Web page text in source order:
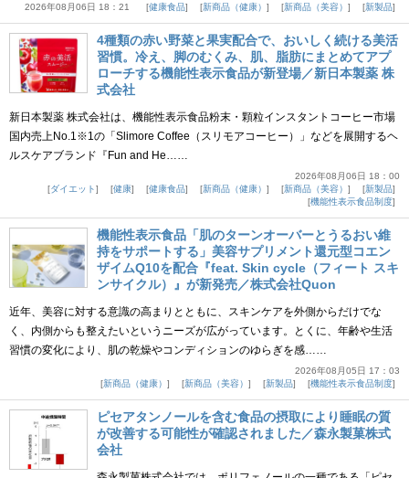
2026年08月06日 18：21 健康食品 新商品（健康） 新商品（美容） 新製品
4種類の赤い野菜と果実配合で、おいしく続ける美活
習慣。冷え、脚のむくみ、肌、脂肪にまとめてアプ
ローチする機能性表示食品が新登場／新日本製薬 株
式会社
新日本製薬 株式会社は、機能性表示食品粉末・顆粒インスタントコーヒー市場
国内売上No.1※1の「Slimore Coffee（スリモアコーヒー）」などを展開するヘ
ルスケアブランド『Fun and He……
2026年08月06日 18：00
ダイエット
健康 健康食品 新商品（健康） 新商品（美容）
新製品
機能性表示食品制度
機能性表示食品「肌のターンオーバーとうるおい維
持をサポートする」美容サプリメント還元型コエン
ザイムQ10を配合『feat. Skin cycle（フィート スキ
ンサイクル）』が新発売／株式会社Quon
近年、美容に対する意識の高まりとともに、スキンケアを外側からだけでな
く、内側からも整えたいというニーズが広がっています。とくに、年齢や生活
習慣の変化により、肌の乾燥やコンディションのゆらぎを感……
2026年08月05日 17：03
新商品（健康）
新商品（美容） 新製品 機能性表示食品制度
ピセアタンノールを含む食品の摂取により睡眠の質
が改善する可能性が確認されました／森永製菓株式
会社